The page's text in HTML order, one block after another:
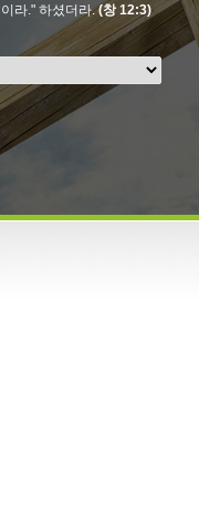
라." 하셨더라.(창 12:3)